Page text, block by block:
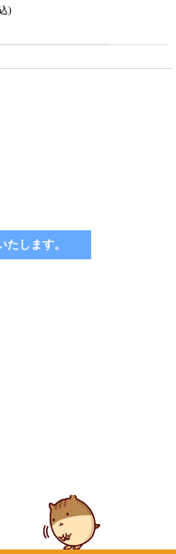
)
します。